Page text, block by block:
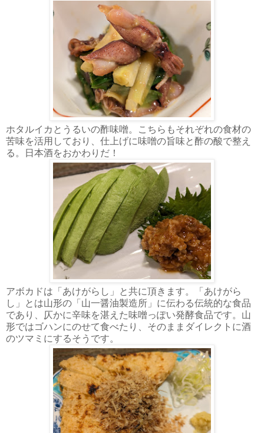
ホタルイカとうるいの酢味噌。こちらもそれぞれの食材の
苦味を活用しており、仕上げに味噌の旨味と酢の酸で整え
る。日本酒をおかわりだ！
アボカドは「あけがらし」と共に頂きます。「あけがら
し」とは山形の「山一醤油製造所」に伝わる伝統的な食品
であり、仄かに辛味を湛えた味噌っぽい発酵食品です。山
形ではゴハンにのせて食べたり、そのままダイレクトに酒
のツマミにするそうです。